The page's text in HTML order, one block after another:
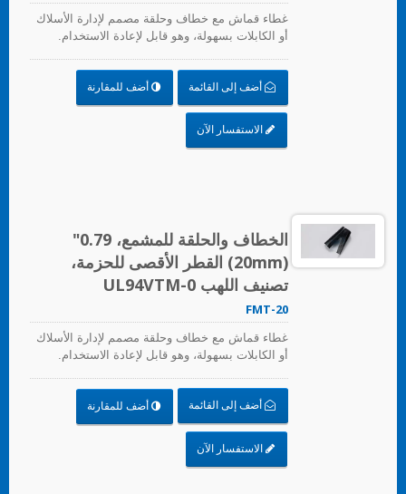
غطاء قماش مع خطاف وحلقة مصمم لإدارة الأسلاك
أو الكابلات بسهولة، وهو قابل لإعادة الاستخدام.
أضف إلى القائمة أضف للمقارنة
الاستفسار الآن
الخطاف والحلقة للمشمع، 0.79"
(20mm) القطر الأقصى للحزمة،
تصنيف اللهب UL94VTM-0
FMT-20
غطاء قماش مع خطاف وحلقة مصمم لإدارة الأسلاك
أو الكابلات بسهولة، وهو قابل لإعادة الاستخدام.
أضف إلى القائمة أضف للمقارنة
الاستفسار الآن